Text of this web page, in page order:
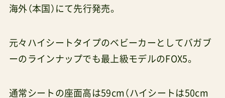
海外（本国）にて先行発売。
元々ハイシートタイプのベビーカーとしてバガブ
ーのラインナップでも最上級モデルのFOX5。
通常シートの座面高は59cm（ハイシートは50cm